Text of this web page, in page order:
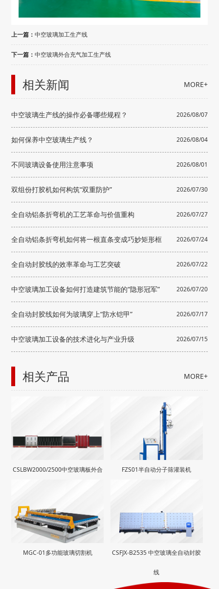
上一篇：中空玻璃加工生产线
下一篇：中空玻璃外合充气加工生产线
相关新闻 MORE+
中空玻璃生产线的操作必备哪些规程？ 2026/08/07
如何保养中空玻璃生产线？ 2026/08/04
不同玻璃设备使用注意事项 2026/08/01
双组份打胶机如何构筑“双重防护” 2026/07/30
全自动铝条折弯机的工艺革命与价值重构 2026/07/27
全自动铝条折弯机如何将一根直条变成巧妙矩形框 2026/07/24
全自动封胶线的效率革命与工艺突破 2026/07/22
中空玻璃加工设备如何打造建筑节能的“隐形冠军” 2026/07/20
全自动封胶线如何为玻璃穿上“防水铠甲” 2026/07/17
中空玻璃加工设备的技术进化与产业升级 2026/07/15
相关产品 MORE+
CSLBW2000/2500中空玻璃板外合 FZS01半自动分子筛灌装机
MGC-01多功能玻璃切割机 CSFJX-B2535 中空玻璃全自动封胶
线